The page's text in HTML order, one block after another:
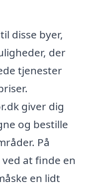
disse byer,
der
tjenester
giver dig
og bestille
På
at finde en
en lidt